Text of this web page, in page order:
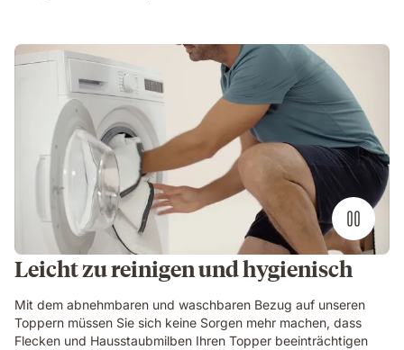
Leicht zu reinigen und hygienisch
Mit dem abnehmbaren und waschbaren Bezug auf unseren
Toppern müssen Sie sich keine Sorgen mehr machen, dass
Flecken und Hausstaubmilben Ihren Topper beeinträchtigen